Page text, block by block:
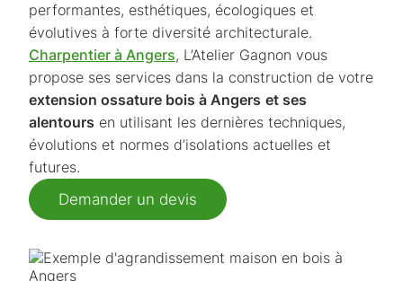
performantes, esthétiques, écologiques et
évolutives à forte diversité architecturale.
Charpentier à Angers, L’Atelier Gagnon vous
propose ses services dans la construction de votre
extension ossature bois à Angers et ses
alentours en utilisant les dernières techniques,
évolutions et normes d’isolations actuelles et
futures.
Demander un devis